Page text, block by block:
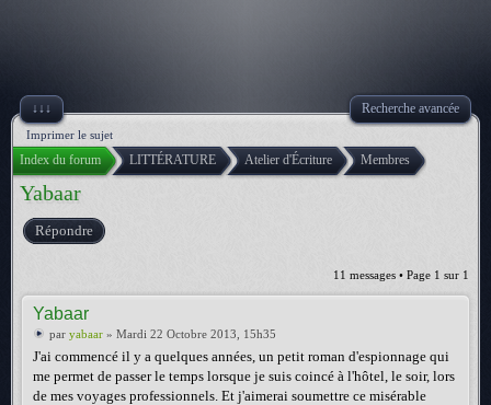
↓↓↓ Recherche avancée
Imprimer le sujet
Index du forum LITTÉRATURE Atelier d'Écriture Membres
Yabaar
Répondre
11 messages • Page 1 sur 1
Yabaar
par yabaar » Mardi 22 Octobre 2013, 15h35
J'ai commencé il y a quelques années, un petit roman d'espionnage qui
me permet de passer le temps lorsque je suis coincé à l'hôtel, le soir, lors
de mes voyages professionnels. Et j'aimerai soumettre ce misérable